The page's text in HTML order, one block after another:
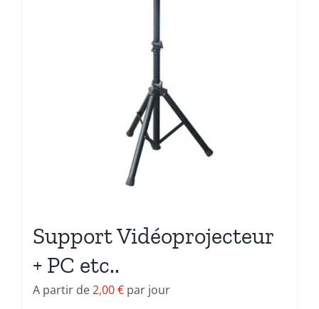
Support Vidéoprojecteur
+ PC etc..
A partir de2,00€ par jour